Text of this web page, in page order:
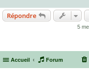
Répondre
5
Accueil Forum